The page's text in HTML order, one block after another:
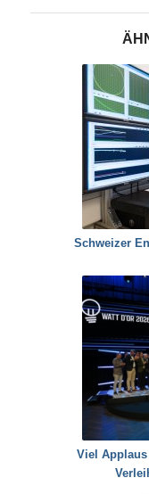
Schweizer
Viel